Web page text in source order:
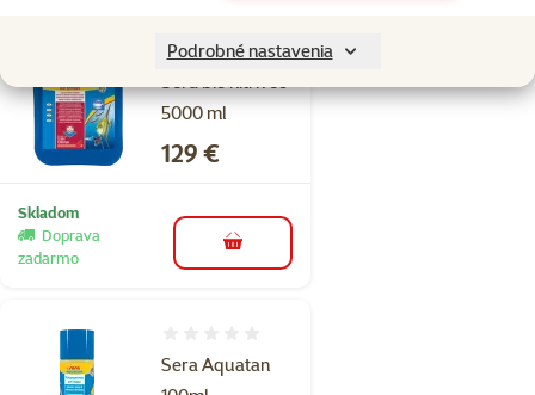
Podrobné nastavenia
Sera bio nitrivec
5000 ml
Hodnotenie 0%
Cena
129 €
Skladom
Doprava
zadarmo
do košíka
Sera Aquatan